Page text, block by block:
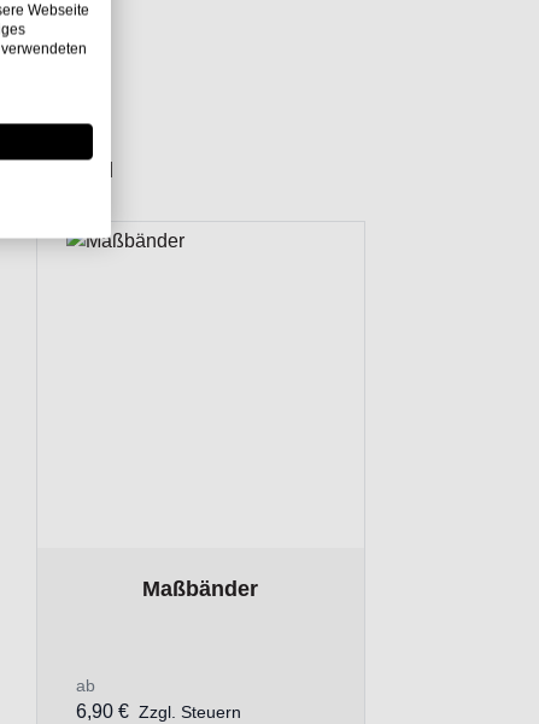
Artikel
Maßbänder
ab
6,90 € Zzgl. Steuern
Webseite